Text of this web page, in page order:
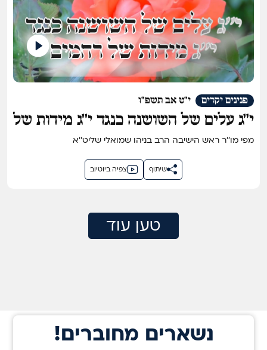
י"ט אב תשפ"ו פנינים יקרים
י''ג עלים של השושנה כנגד י''ג מידות של
רחמים
מפי מו''ר ראש הישיבה הרב בניהו שמואלי שליט''א
צפיה ביוטיוב שיתוף
טען עוד
!נשארים מחוברים